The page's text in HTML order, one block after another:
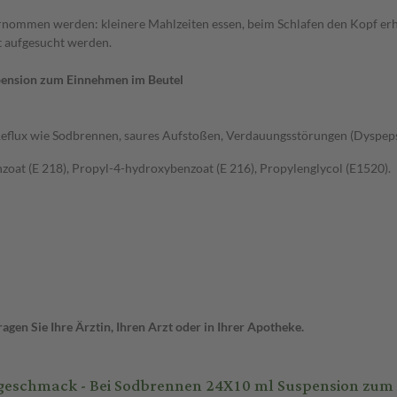
werden: kleinere Mahlzeiten essen, beim Schlafen den Kopf
werden.
zum Einnehmen im Beutel
wie Sodbrennen, saures Aufstoßen, Verdauungsstörungen
(E 218), Propyl-4-hydroxybenzoat (E 216), Propylenglycol (E1520).
Sie Ihre Ärztin, Ihren Arzt oder in Ihrer Apotheke.
- Bei Sodbrennen 24X10 ml Suspension